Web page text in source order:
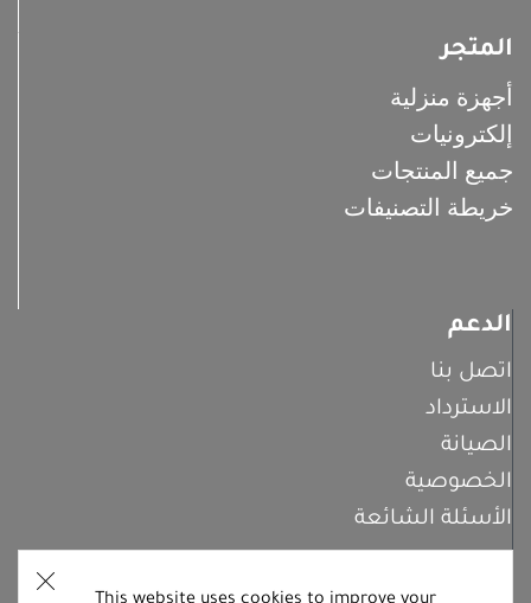
المتجر
أجهزة منزلية
إلكترونيات
جميع المنتجات
خريطة التصنيفات
الدعم
اتصل بنا
الاسترداد
الصيانة
الخصوصية
الأسئلة الشائعة